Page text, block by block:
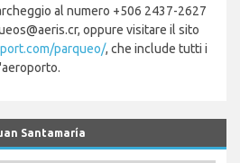
al numero +506 2437-2627
oppure visitare il sito
parqueo/, che include tutti i
Santamaría